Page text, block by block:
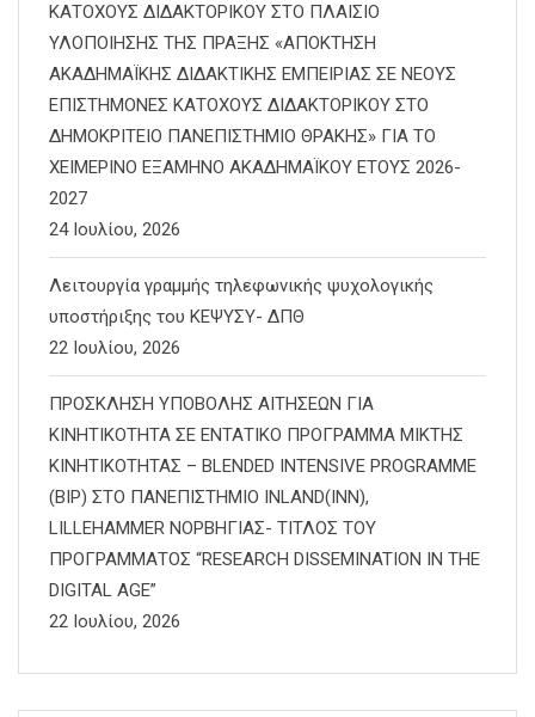
ΚΑΤΟΧΟΥΣ ΔΙΔΑΚΤΟΡΙΚΟΥ ΣΤΟ ΠΛΑΙΣΙΟ
ΥΛΟΠΟΙΗΣΗΣ ΤΗΣ ΠΡΑΞΗΣ «ΑΠΟΚΤΗΣΗ
ΑΚΑΔΗΜΑΪΚΗΣ ΔΙΔΑΚΤΙΚΗΣ ΕΜΠΕΙΡΙΑΣ ΣΕ ΝΕΟΥΣ
ΕΠΙΣΤΗΜΟΝΕΣ ΚΑΤΟΧΟΥΣ ΔΙΔΑΚΤΟΡΙΚΟΥ ΣΤΟ
ΔΗΜΟΚΡΙΤΕΙΟ ΠΑΝΕΠΙΣΤΗΜΙΟ ΘΡΑΚΗΣ» ΓΙΑ ΤΟ
ΧΕΙΜΕΡΙΝΟ ΕΞΑΜΗΝΟ ΑΚΑΔΗΜΑΪΚΟΥ ΕΤΟΥΣ 2026-
2027
24 Ιουλίου, 2026
Λειτουργία γραμμής τηλεφωνικής ψυχολογικής
υποστήριξης του ΚΕΨΥΣΥ- ΔΠΘ
22 Ιουλίου, 2026
ΠΡΟΣΚΛΗΣΗ ΥΠΟΒΟΛΗΣ ΑΙΤΗΣΕΩΝ ΓΙΑ
ΚΙΝΗΤΙΚΟΤΗΤΑ ΣΕ ΕΝΤΑΤΙΚΟ ΠΡΟΓΡΑΜΜΑ ΜΙΚΤΗΣ
ΚΙΝΗΤΙΚΟΤΗΤΑΣ – BLENDED INTENSIVE PROGRAMME
(BIP) ΣΤΟ ΠΑΝΕΠΙΣΤΗΜΙΟ INLAND(INN),
LILLEHAMMER ΝΟΡΒΗΓΙΑΣ- ΤΙΤΛΟΣ ΤΟΥ
ΠΡΟΓΡΑΜΜΑΤΟΣ “RESEARCH DISSEMINATION IN THE
DIGITAL AGE”
22 Ιουλίου, 2026